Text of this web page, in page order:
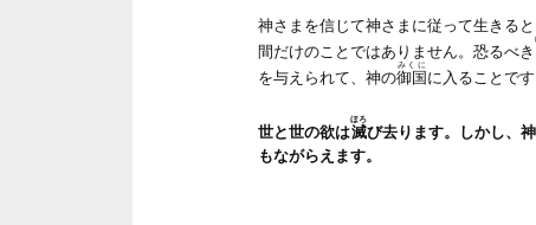
神さまを信じて神さまに従って生きる
間だけのことではありません。恐るべき
を与えられて、神の御国
みくに
に入ることです
世と世の欲は滅
ほろ
び去ります。しかし、
もながらえます。